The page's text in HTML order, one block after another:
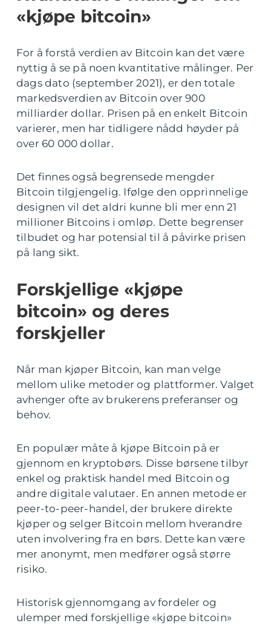
«kjøpe bitcoin»
For å forstå verdien av Bitcoin kan det være
nyttig å se på noen kvantitative målinger. Per
dags dato (september 2021), er den totale
markedsverdien av Bitcoin over 900
milliarder dollar. Prisen på en enkelt Bitcoin
varierer, men har tidligere nådd høyder på
over 60 000 dollar.
Det finnes også begrensede mengder
Bitcoin tilgjengelig. Ifølge den opprinnelige
designen vil det aldri kunne bli mer enn 21
millioner Bitcoins i omløp. Dette begrenser
tilbudet og har potensial til å påvirke prisen
på lang sikt.
Forskjellige «kjøpe
bitcoin» og deres
forskjeller
Når man kjøper Bitcoin, kan man velge
mellom ulike metoder og plattformer. Valget
avhenger ofte av brukerens preferanser og
behov.
En populær måte å kjøpe Bitcoin på er
gjennom en kryptobørs. Disse børsene tilbyr
enkel og praktisk handel med Bitcoin og
andre digitale valutaer. En annen metode er
peer-to-peer-handel, der brukere direkte
kjøper og selger Bitcoin mellom hverandre
uten involvering fra en børs. Dette kan være
mer anonymt, men medfører også større
risiko.
Historisk gjennomgang av fordeler og
ulemper med forskjellige «kjøpe bitcoin»